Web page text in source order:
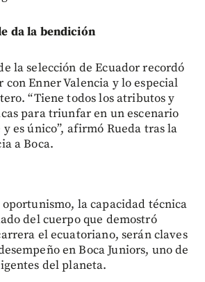
da la bendición
la selección de Ecuador recordó
Enner Valencia y lo especial
“Tiene todos los atributos y
para triunfar en un escenario
es único”, afirmó Rueda tras la
a Boca.
la capacidad técnica
del cuerpo que demostró
el ecuatoriano, serán claves
en Boca Juniors, uno de
del planeta.